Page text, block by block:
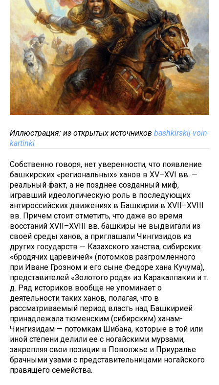
Иллюстрация: из открытых источников bashkirskij-voin-
kartinki
Собственно говоря, нет уверенности, что появление
башкирских «региональных» ханов в XV–XVI вв. —
реальный факт, а не позднее созданный миф,
игравший идеологическую роль в последующих
антироссийских движениях в Башкирии в XVII–XVIII
вв. Причем стоит отметить, что даже во время
восстаний XVII–XVIII вв. башкиры не выдвигали из
своей среды ханов, а приглашали Чингизидов из
других государств — Казахского ханства, сибирских
«бродячих царевичей» (потомков разгромленного
при Иване Грозном и его сыне Федоре хана Кучума),
представителей «Золотого рода» из Каракалпакии и т.
д. Ряд историков вообще не упоминает о
деятельности таких ханов, полагая, что в
рассматриваемый период власть над Башкирией
принадлежала тюменским (сибирским) ханам-
Чингизидам — потомкам Шибана, которые в той или
иной степени делили ее с ногайскими мурзами,
закрепляя свои позиции в Поволжье и Приуралье
брачными узами с представительницами ногайского
правящего семейства.